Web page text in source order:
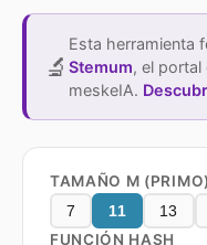
🔬
Esta herramienta
Stemum, el portal
meskeIA.
TAMAÑO M (PRIMO)
7
11 13
FUNCIÓN HASH